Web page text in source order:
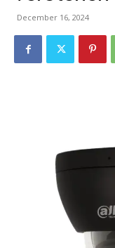
December 16, 2024